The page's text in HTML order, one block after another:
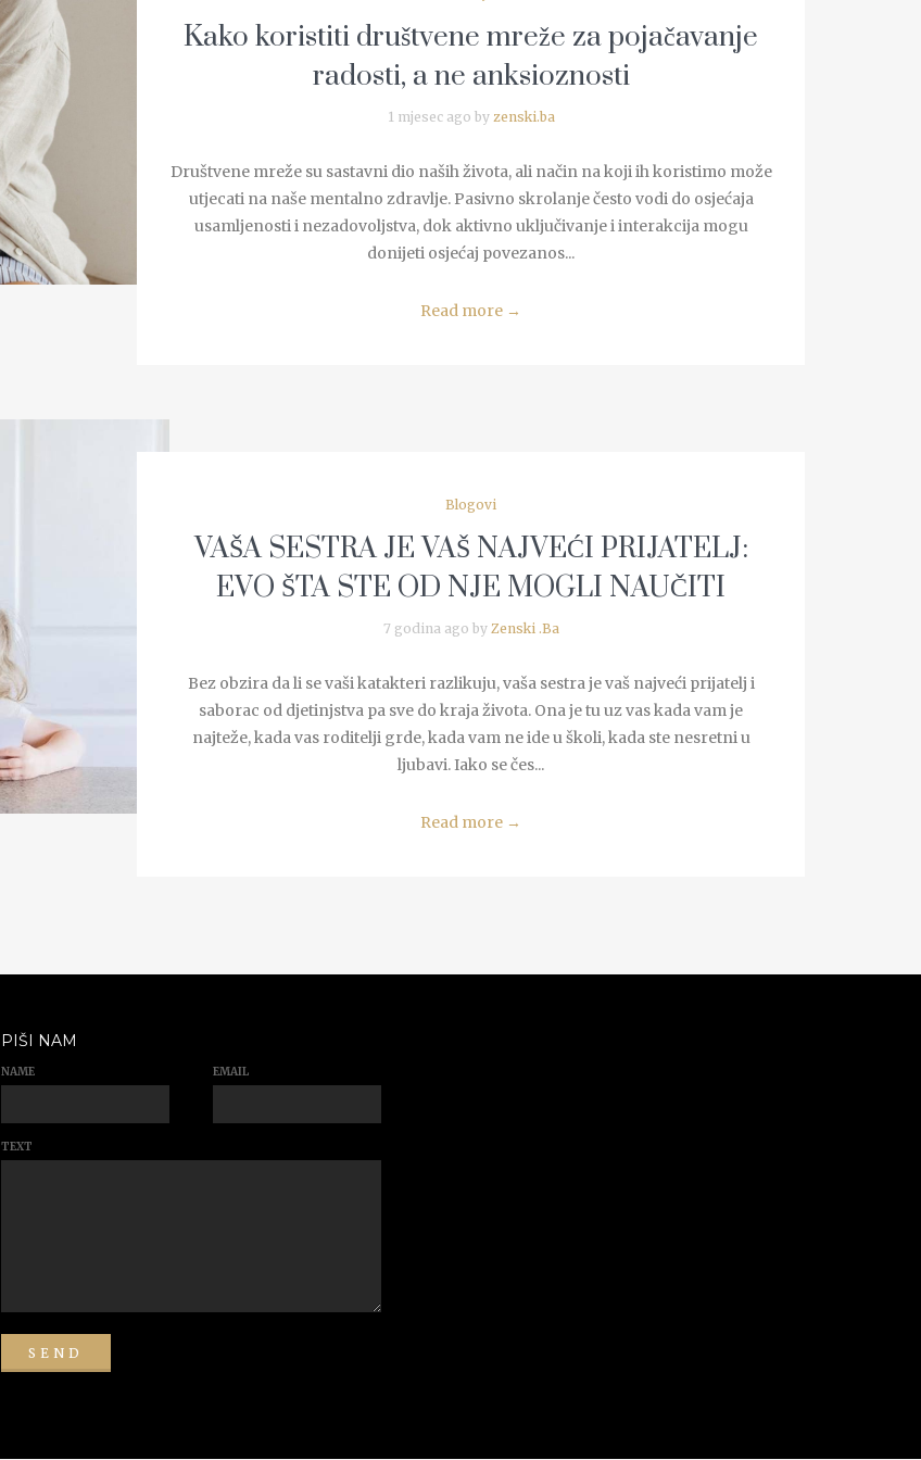
Kako koristiti društvene mreže za pojačavanje
radosti, a ne anksioznosti
1 mjesec ago by zenski.ba
Društvene mreže su sastavni dio naših života, ali način na koji ih koristimo može
utjecati na naše mentalno zdravlje. Pasivno skrolanje često vodi do osjećaja
usamljenosti i nezadovoljstva, dok aktivno uključivanje i interakcija mogu
donijeti osjećaj povezanos...
Read more →
Blogovi
VAŠA SESTRA JE VAŠ NAJVEĆI PRIJATELJ:
EVO ŠTA STE OD NJE MOGLI NAUČITI
7 godina ago by Zenski .Ba
Bez obzira da li se vaši katakteri razlikuju, vaša sestra je vaš najveći prijatelj i
saborac od djetinjstva pa sve do kraja života. Ona je tu uz vas kada vam je
najteže, kada vas roditelji grde, kada vam ne ide u školi, kada ste nesretni u
ljubavi. Iako se čes...
Read more →
PIŠI NAM
NAME EMAIL
TEXT